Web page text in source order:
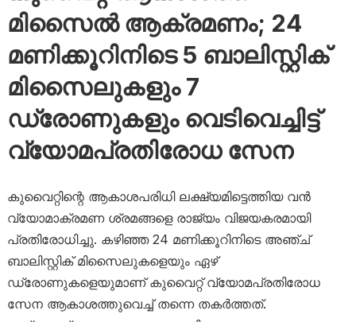
മിസൈൽ ആക്രമണം; 24
മണിക്കൂറിനിടെ 5 ബാലിസ്റ്റിക്
മിസൈലുകളും 7
ഡ്രോണുകളും വെടിവെച്ചിട്ട്
വ്യോമപ്രതിരോധ സേന
കുവൈറ്റിന്റെ ആകാശപരിധി ലക്ഷ്യമിട്ടെത്തിയ വൻ
വ്യോമാക്രമണ ശ്രമങ്ങളെ രാജ്യം വിജയകരമായി
പ്രതിരോധിച്ചു. കഴിഞ്ഞ 24 മണിക്കൂറിനിടെ അഞ്ച്
ബാലിസ്റ്റിക് മിസൈലുകളെയും ഏഴ്
ഡ്രോണുകളെയുമാണ് കുവൈറ്റ് വ്യോമപ്രതിരോധ
സേന ആകാശത്തുവെച്ച് തന്നെ തകർത്തത്.